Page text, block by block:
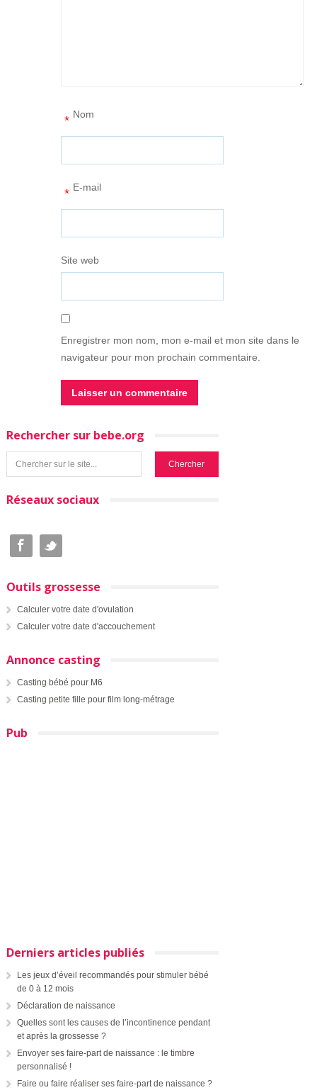
Nom
*
E-mail
*
Site web
Enregistrer mon nom, mon e-mail et mon site dans le
navigateur pour mon prochain commentaire.
Rechercher sur bebe.org
Réseaux sociaux
Outils grossesse
Calculer votre date d'ovulation
Calculer votre date d'accouchement
Annonce casting
Casting bébé pour M6
Casting petite fille pour film long-métrage
Pub
Derniers articles publiés
Les jeux d’éveil recommandés pour stimuler bébé
de 0 à 12 mois
Déclaration de naissance
Quelles sont les causes de l’incontinence pendant
et après la grossesse ?
Envoyer ses faire-part de naissance : le timbre
personnalisé !
Faire ou faire réaliser ses faire-part de naissance ?